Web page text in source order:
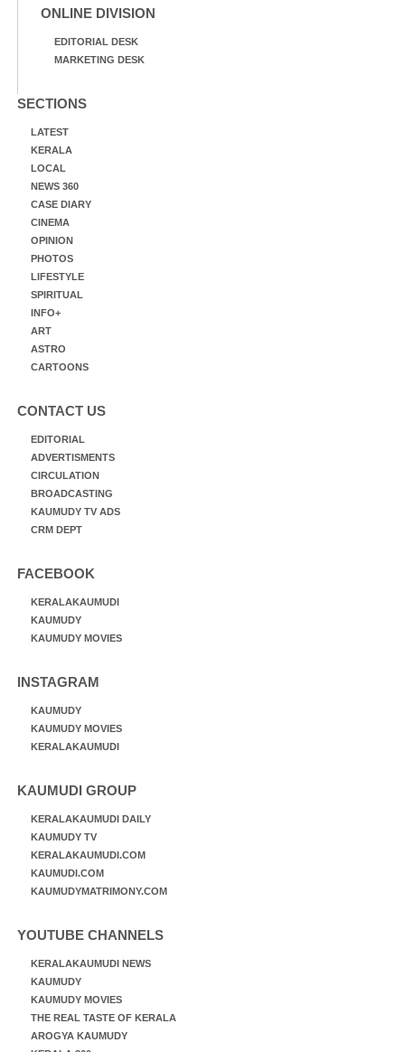
ONLINE DIVISION
EDITORIAL DESK
MARKETING DESK
SECTIONS
LATEST
KERALA
LOCAL
NEWS 360
CASE DIARY
CINEMA
OPINION
PHOTOS
LIFESTYLE
SPIRITUAL
INFO+
ART
ASTRO
CARTOONS
CONTACT US
EDITORIAL
ADVERTISMENTS
CIRCULATION
BROADCASTING
KAUMUDY TV ADS
CRM DEPT
FACEBOOK
KERALAKAUMUDI
KAUMUDY
KAUMUDY MOVIES
INSTAGRAM
KAUMUDY
KAUMUDY MOVIES
KERALAKAUMUDI
KAUMUDI GROUP
KERALAKAUMUDI DAILY
KAUMUDY TV
KERALAKAUMUDI.COM
KAUMUDI.COM
KAUMUDYMATRIMONY.COM
YOUTUBE CHANNELS
KERALAKAUMUDI NEWS
KAUMUDY
KAUMUDY MOVIES
THE REAL TASTE OF KERALA
AROGYA KAUMUDY